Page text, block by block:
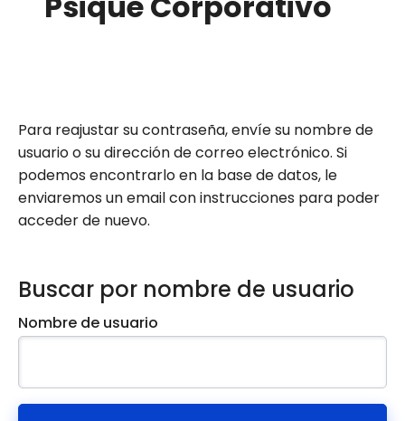
Para reajustar su contraseña, envíe su nombre de
usuario o su dirección de correo electrónico. Si
podemos encontrarlo en la base de datos, le
enviaremos un email con instrucciones para poder
acceder de nuevo.
Buscar por nombre de usuario
Nombre de usuario